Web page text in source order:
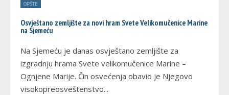
OPŠTE
Osvještano zemljište za novi hram Svete Velikomučenice Marine
na Sjemeću
Na Sjemeću je danas osvještano zemljište za
izgradnju hrama Svete velikomučenice Marine –
Ognjene Marije. Čin osvećenja obavio je Njegovo
visokopreosveštenstvo...